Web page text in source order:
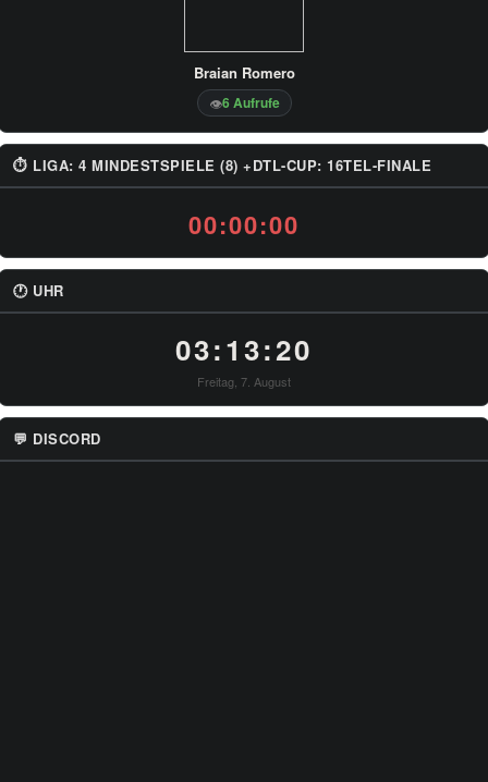
Braian Romero
👁6 Aufrufe
⏱ LIGA: 4 MINDESTSPIELE (8) +DTL-CUP: 16TEL-FINALE
00:00:00
🕐 UHR
03:13:21
Freitag, 7. August
💬 DISCORD